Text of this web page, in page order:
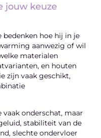
jouw keuze
bedenken hoe hij in je
aanwezig of wil
materialen
en houten
zijn vaak geschikt,
onderschat, maar
stabiliteit van de
slechte ondervloer